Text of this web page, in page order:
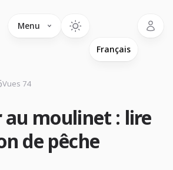
Menu
au moulinet : lire
de pêche
Vues 74